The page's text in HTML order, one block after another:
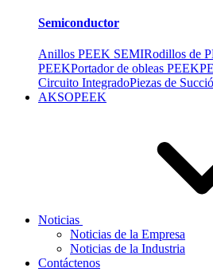
Semiconductor
Anillos PEEK SEMIRodillos de
PEEKPortador de obleas PEEK
Circuito IntegradoPiezas de
AKSOPEEK
Noticias
Noticias de la Empresa
Noticias de la Industria
Contáctenos